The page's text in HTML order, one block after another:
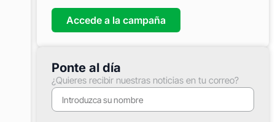
Accede a la campaña
Ponte al día
¿Quieres recibir nuestras noticias en tu correo?